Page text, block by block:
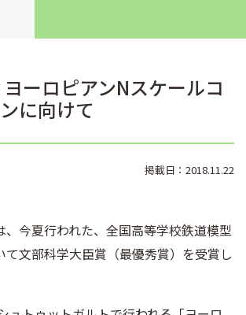
ーロピアンNスケールコ
に向けて
掲載日：2018.11.22
、今夏行われた、全国高等学校鉄道模型
て文部科学大臣賞（最優秀賞）を受賞し